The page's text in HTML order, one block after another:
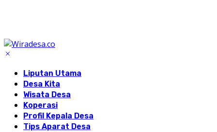
Liputan Utama
Desa Kita
Wisata Desa
Koperasi
Profil Kepala Desa
Tips Aparat Desa